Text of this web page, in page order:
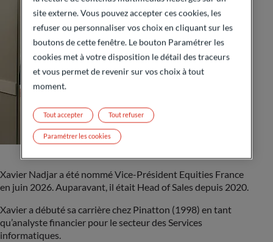
Xavier Nadjar a été nommé Vice-Président Equities France
en juin 2026. Auparavant, il était Head of Sales depuis 2020.
Xavier a débuté sa carrière chez Pinatton (1998) en tant
qu’analyste financier pour le secteur des Services
informatiques.
site externe. Vous pouvez accepter ces cookies, les
refuser ou personnaliser vos choix en cliquant sur les
boutons de cette fenêtre. Le bouton Paramétrer les
cookies met à votre disposition le détail des traceurs
et vous permet de revenir sur vos choix à tout
moment.
Tout refuser
Tout accepter
Paramétrer les cookies